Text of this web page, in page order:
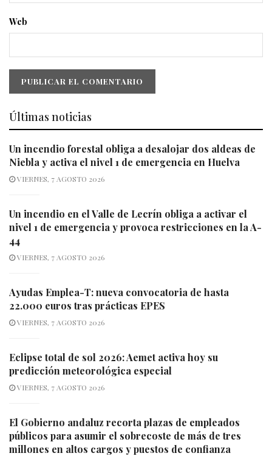
Web
Últimas noticias
Un incendio forestal obliga a desalojar dos aldeas de
Niebla y activa el nivel 1 de emergencia en Huelva
VIERNES, 7 AGOSTO 2026
Un incendio en el Valle de Lecrín obliga a activar el
nivel 1 de emergencia y provoca restricciones en la A-
44
VIERNES, 7 AGOSTO 2026
Ayudas Emplea-T: nueva convocatoria de hasta
22.000 euros tras prácticas EPES
VIERNES, 7 AGOSTO 2026
Eclipse total de sol 2026: Aemet activa hoy su
predicción meteorológica especial
VIERNES, 7 AGOSTO 2026
El Gobierno andaluz recorta plazas de empleados
públicos para asumir el sobrecoste de más de tres
millones en altos cargos y puestos de confianza